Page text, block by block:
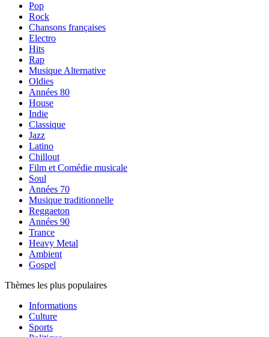
Pop
Rock
Chansons françaises
Electro
Hits
Rap
Musique Alternative
Oldies
Années 80
House
Indie
Classique
Jazz
Latino
Chillout
Film et Comédie musicale
Soul
Années 70
Musique traditionnelle
Reggaeton
Années 90
Trance
Heavy Metal
Ambient
Gospel
Thèmes les plus populaires
Informations
Culture
Sports